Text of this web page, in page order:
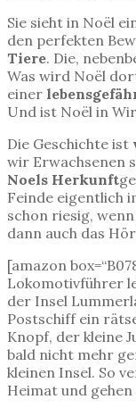
Sie sieht in Noël
den perfekten
Tiere. Die,
Was wird Noël
einer
Und ist Noël in
Die Geschichte ist
wir Erwachsenen
Noels Herkunft
Feinde eigentlich
schon riesig,
dann auch das
[amazon
Lokomotivführer
der Insel
Postschiff ein
Knopf, der kleine
bald nicht mehr
kleinen Insel. So
Heimat und